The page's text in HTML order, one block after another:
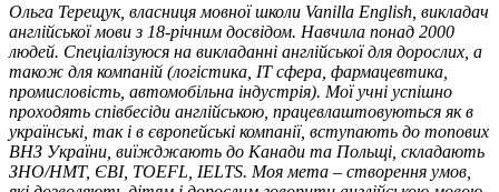
Ольга Терещук, власниця мовної школи Vanilla English, викладач
англійської мови з 18-річним досвідом. Навчила понад 2000
людей. Спеціалізуюся на викладанні англійської для дорослих, а
також для компаній (логістика, IT сфера, фармацевтика,
промисловість, автомобільна індустрія). Мої учні успішно
проходять співбесіди англійською, працевлаштовуються як в
українські, так і в європейські компанії, вступають до топових
ВНЗ України, виїжджають до Канади та Польщі, складають
ЗНО/НМТ, ЄВІ, TOEFL, IELTS. Моя мета – створення умов,